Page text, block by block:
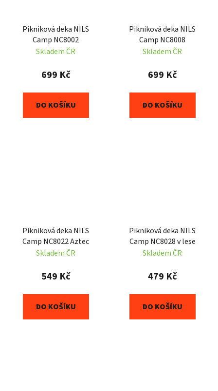
Pikniková deka NILS
Camp NC8002
Skladem ČR
699 Kč
DO KOŠÍKU
Pikniková deka NILS
Camp NC8008
Skladem ČR
699 Kč
DO KOŠÍKU
Pikniková deka NILS
Camp NC8022 Aztec
Skladem ČR
549 Kč
DO KOŠÍKU
Pikniková deka NILS
Camp NC8028 v lese
Skladem ČR
479 Kč
DO KOŠÍKU